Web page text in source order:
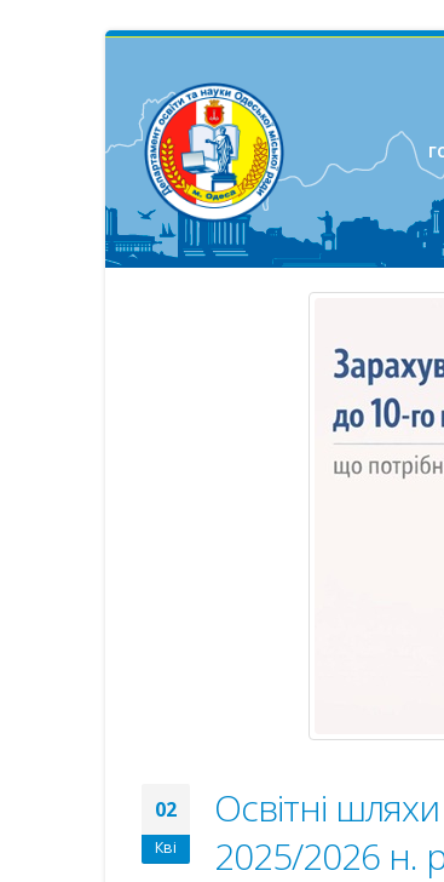
02
Кві
Освітні
2025/2026 н.